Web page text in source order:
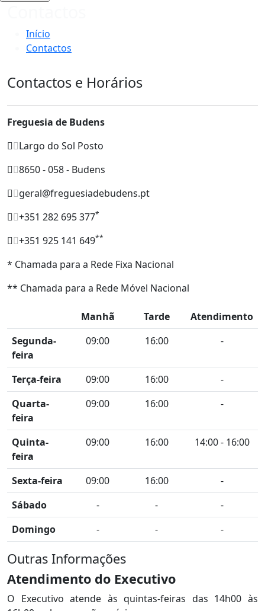
Início
Contactos
Contactos e Horários
Freguesia de Budens
Largo do Sol Posto
8650 - 058 - Budens
geral@freguesiadebudens.pt
+351 282 695 377*
+351 925 141 649**
* Chamada para a Rede Fixa Nacional
** Chamada para a Rede Móvel Nacional
Manhã Tarde
Atendimento
Segunda-
feira
09:00 16:00 -
Terça-feira 09:00 16:00
-
Quarta-
feira
09:00 16:00 -
Quinta-
feira
09:00 16:00 14:00 - 16:00
Sexta-feira 09:00 16:00
-
Sábado
- -
-
Domingo
- - -
Outras Informações
Atendimento do Executivo
O Executivo atende às quintas-feiras das 14h00 às